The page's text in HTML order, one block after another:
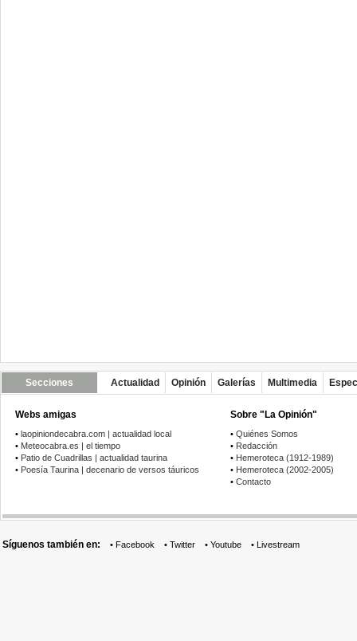
Secciones Actualidad Opinión Galerías Multimedia
Webs amigas
• laopiniondecabra.com | actualidad local
• Meteocabra.es | el tiempo
• Patio de Cuadrillas | actualidad taurina
• Poesía Taurina | decenario de versos táuricos
Sobre "La Opinión"
• Quiénes Somos
• Redacción
• Hemeroteca (1912-1989)
• Hemeroteca (2002-2005)
• Contacto
Síguenos también en: • Facebook • Twitter • Youtube • Livestream